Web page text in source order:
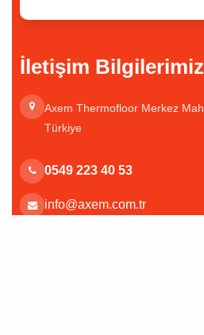
İletişim Bilgilerimiz
Axem Thermofloor Merkez
Türkiye
0549 223 40 53
info@axem.com.tr